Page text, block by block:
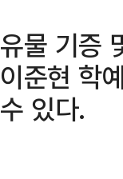
유물 기증
이준현 학
수 있다.